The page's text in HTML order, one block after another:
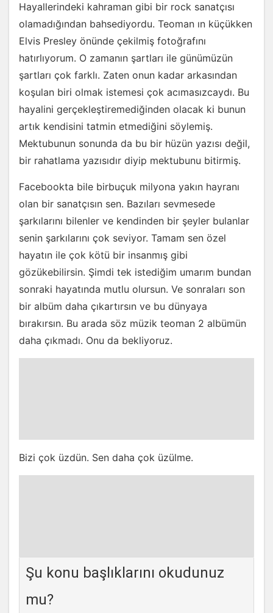
Hayallerindeki kahraman gibi bir rock sanatçısı
olamadığından bahsediyordu. Teoman ın küçükken
Elvis Presley önünde çekilmiş fotoğrafını
hatırlıyorum. O zamanın şartları ile günümüzün
şartları çok farklı. Zaten onun kadar arkasından
koşulan biri olmak istemesi çok acımasızcaydı. Bu
hayalini gerçekleştiremediğinden olacak ki bunun
artık kendisini tatmin etmediğini söylemiş.
Mektubunun sonunda da bu bir hüzün yazısı değil,
bir rahatlama yazısıdır diyip mektubunu bitirmiş.
Facebookta bile birbuçuk milyona yakın hayranı
olan bir sanatçısın sen. Bazıları sevmesede
şarkılarını bilenler ve kendinden bir şeyler bulanlar
senin şarkılarını çok seviyor. Tamam sen özel
hayatın ile çok kötü bir insanmış gibi
gözükebilirsin. Şimdi tek istediğim umarım bundan
sonraki hayatında mutlu olursun. Ve sonraları son
bir albüm daha çıkartırsın ve bu dünyaya
bırakırsın. Bu arada söz müzik teoman 2 albümün
daha çıkmadı. Onu da bekliyoruz.
Bizi çok üzdün. Sen daha çok üzülme.
Şu konu başlıklarını okudunuz
mu?